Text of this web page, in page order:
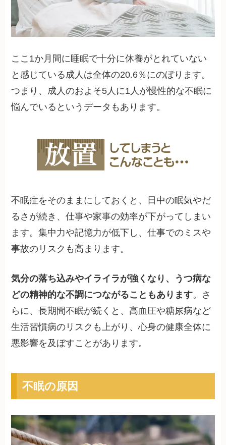
ここ1か月間に睡眠で十分に休養がとれていない
と感じている成人は全体の20.6％にのぼります。
つまり、成人のおよそ5人に1人が慢性的な不眠に
悩んでいるというデータもあります。
不眠症をそのままにしておくと、日中の眠気やだ
るさが続き、仕事や家事の効率が下がってしまい
ます。集中力や記憶力が低下し、仕事でのミスや
事故のリスクも高まります。
気分の落ち込みやイライラが強くなり、うつ病な
どの精神的な不調につながることもあります。さ
らに、長期間不眠が続くと、高血圧や糖尿病など
生活習慣病のリスクも上がり、心身の健康全体に
悪影響を及ぼすことがあります。
不眠の原因